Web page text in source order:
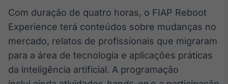
Gestão de
Com duração de quatro horas, o FIAP Reboot
Experience terá conteúdos sobre mudanças no
mercado, relatos de profissionais que migraram
para a área de tecnologia e aplicações práticas
da inteligência artificial. A programação